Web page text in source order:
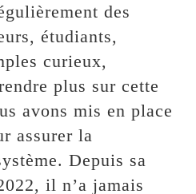
des
étudiants,
curieux,
plus sur cette
avons mis en place
assurer la
Depuis sa
il n’a jamais